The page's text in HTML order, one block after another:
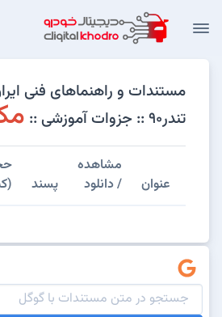
مستندات و راهنماهای فنی
تندر۹۰ :: جزوات آموزشی ::
عنوان
مشاهده
/ دانلود
پسند